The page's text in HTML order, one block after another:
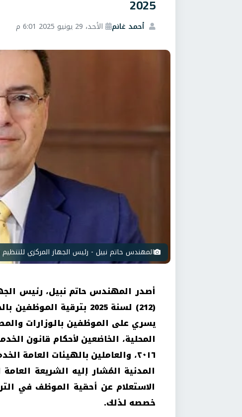
2025
أحمد غانم الأحد، 29 يونيو 2025 6:01 م
المهندس حاتم نبيل - رئيس الجهاز المركزي للتنظيم
أصدر المهندس حاتم نبيل، رئيس
(212) لسنة 2025 بترقية
يسري على الموظفين بالوزارات
٢٠١٦، والعاملين بالهيئات العامة
المدنية المُشار إليه الشريعة
الاستعلام عن أحقية الموظف في
خصصه لذلك.